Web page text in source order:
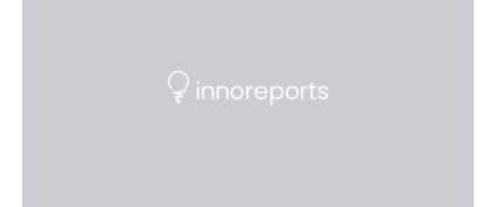
„QUAZAR“ mit insgesamt 1,15 Millionen Euro über vier